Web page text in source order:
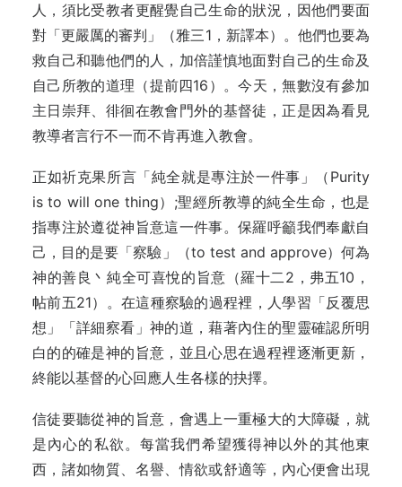
人，須比受教者更醒覺自己生命的狀況，因他們要面
對「更嚴厲的審判」（雅三1，新譯本）。他們也要為
救自己和聽他們的人，加倍謹慎地面對自己的生命及
自己所教的道理（提前四16）。今天，無數沒有參加
主日崇拜、徘徊在教會門外的基督徒，正是因為看見
教導者言行不一而不肯再進入教會。
正如祈克果所言「純全就是專注於一件事」（Purity
is to will one thing）;聖經所教導的純全生命，也是
指專注於遵從神旨意這一件事。保羅呼籲我們奉獻自
己，目的是要「察驗」（to test and approve）何為
神的善良丶純全可喜悅的旨意（羅十二2，弗五10，
帖前五21）。在這種察驗的過程裡，人學習「反覆思
想」「詳細察看」神的道，藉著內住的聖靈確認所明
白的的確是神的旨意，並且心思在過程裡逐漸更新，
終能以基督的心回應人生各樣的抉擇。
信徒要聽從神的旨意，會遇上一重極大的大障礙，就
是內心的私欲。每當我們希望獲得神以外的其他東
西，諸如物質、名譽、情欲或舒適等，內心便會出現